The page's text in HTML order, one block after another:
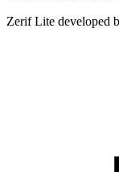
Zerif Lite developed